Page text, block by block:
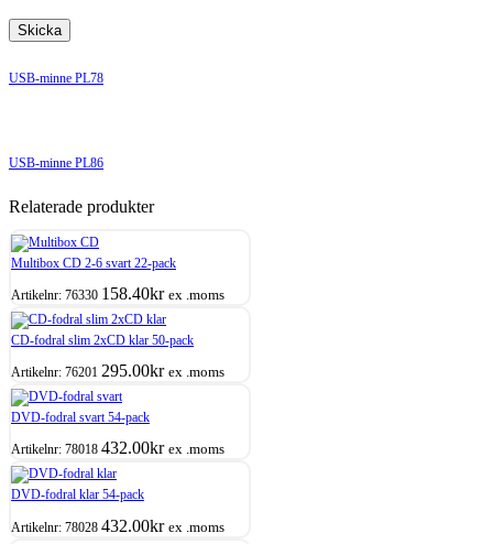
USB-minne PL78
USB-minne PL86
Relaterade produkter
Multibox CD 2-6 svart 22-pack
Artikelnr: 76330 158.40kr ex .moms
CD-fodral slim 2xCD klar 50-pack
Artikelnr: 76201 295.00kr ex .moms
DVD-fodral svart 54-pack
Artikelnr: 78018 432.00kr ex .moms
DVD-fodral klar 54-pack
Artikelnr: 78028 432.00kr ex .moms